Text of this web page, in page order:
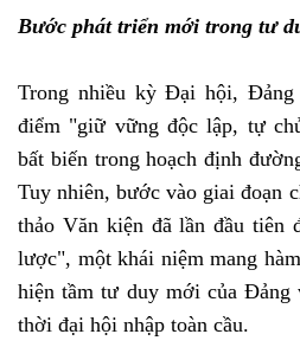
Bước phát triển mới trong tư
Trong nhiều kỳ Đại hội, Đảng
điểm "giữ vững độc lập, tự
bất biến trong hoạch định
Tuy nhiên, bước vào giai đoạn
thảo Văn kiện đã lần đầu tiên
lược", một khái niệm mang
hiện tầm tư duy mới của Đảng
thời đại hội nhập toàn cầu.